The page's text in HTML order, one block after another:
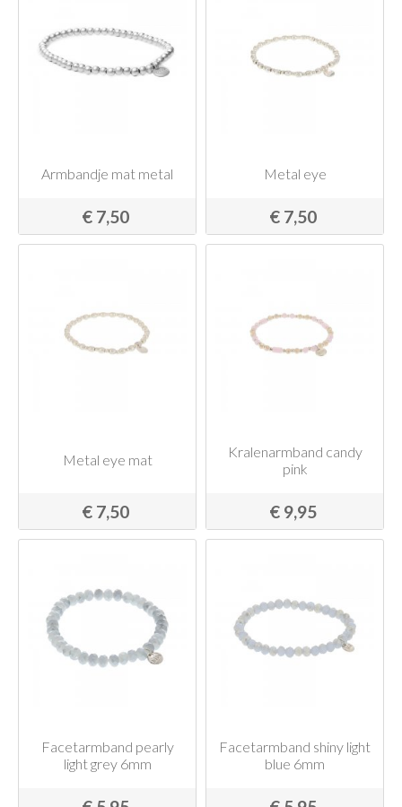
Armbandje mat metal
€ 7,50
Metal eye
€ 7,50
Metal eye mat
€ 7,50
Kralenarmband candy
pink
€ 9,95
Facetarmband pearly
light grey 6mm
Facetarmband shiny light
blue 6mm